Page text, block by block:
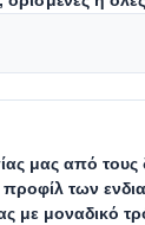
ότι οι
στις